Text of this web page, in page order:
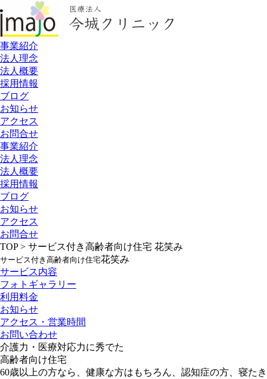
事業紹介
法人理念
法人概要
採用情報
ブログ
お知らせ
アクセス
お問合せ
事業紹介
法人理念
法人概要
採用情報
ブログ
お知らせ
アクセス
お問合せ
TOP > サービス付き高齢者向け住宅 花笑み
サービス付き高齢者向け住宅花笑み
サービス内容
フォトギャラリー
利用料金
お知らせ
アクセス・営業時間
お問い合わせ
介護力・医療対応力に秀でた
高齢者向け住宅
60歳以上の方なら、健康な方はもちろん、認知症の方、寝たき